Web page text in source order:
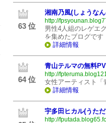
63 位
湘南乃風(しょうな
http://
男性4人組のレゲエ
を集めたブログです
詳細情報
64 位
青山テルマの無料
http://
女性アーティスト
詳細情報
宇多田ヒカル(うた
http://